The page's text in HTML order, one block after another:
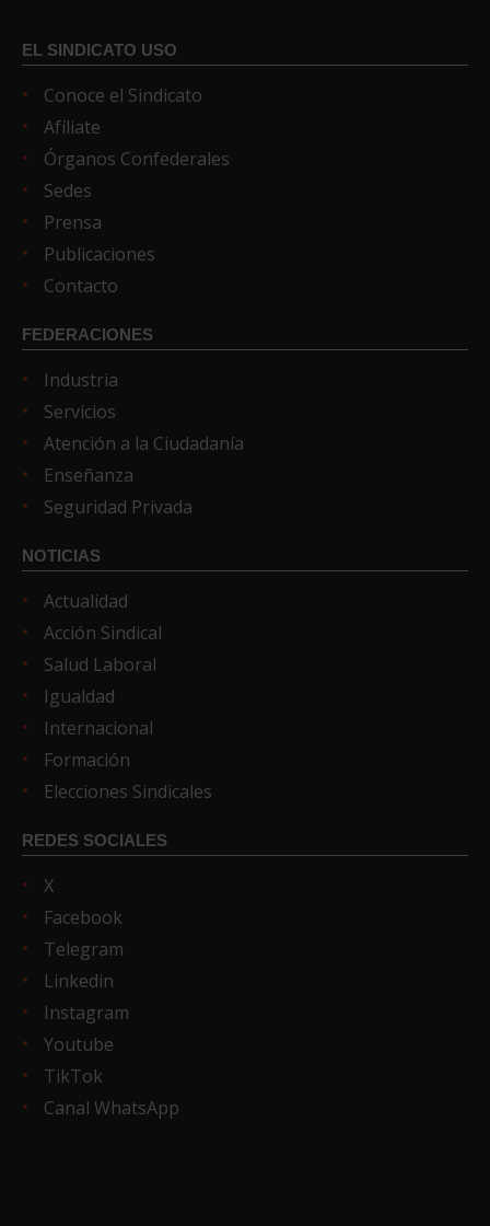
EL SINDICATO USO
Conoce el Sindicato
Afíliate
Órganos Confederales
Sedes
Prensa
Publicaciones
Contacto
FEDERACIONES
Industria
Servicios
Atención a la Ciudadanía
Enseñanza
Seguridad Privada
NOTICIAS
Actualidad
Acción Sindical
Salud Laboral
Igualdad
Internacional
Formación
Elecciones Sindicales
REDES SOCIALES
X
Facebook
Telegram
Linkedin
Instagram
Youtube
TikTok
Canal WhatsApp